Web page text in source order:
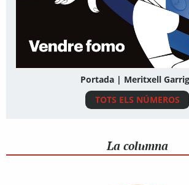
Portada | Meritxell
TOTS ELS NÚMEROS
La columna